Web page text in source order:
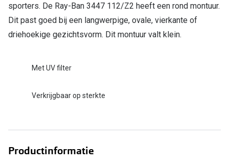
sporters. De Ray-Ban 3447 112/Z2 heeft een rond montuur.
Dit past goed bij een langwerpige, ovale, vierkante of
driehoekige gezichtsvorm. Dit montuur valt klein.
Met UV filter
Verkrijgbaar op sterkte
Productinformatie